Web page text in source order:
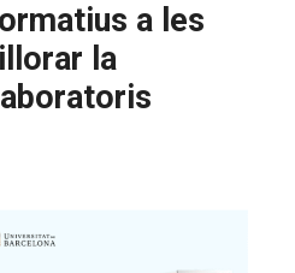
a les
la